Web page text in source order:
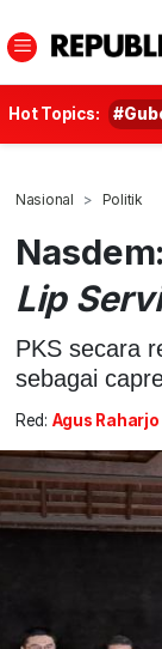
Hot Topics:
Nasional Politik
Lip
PKS secara
sebagai
Red: Agus Raharjo